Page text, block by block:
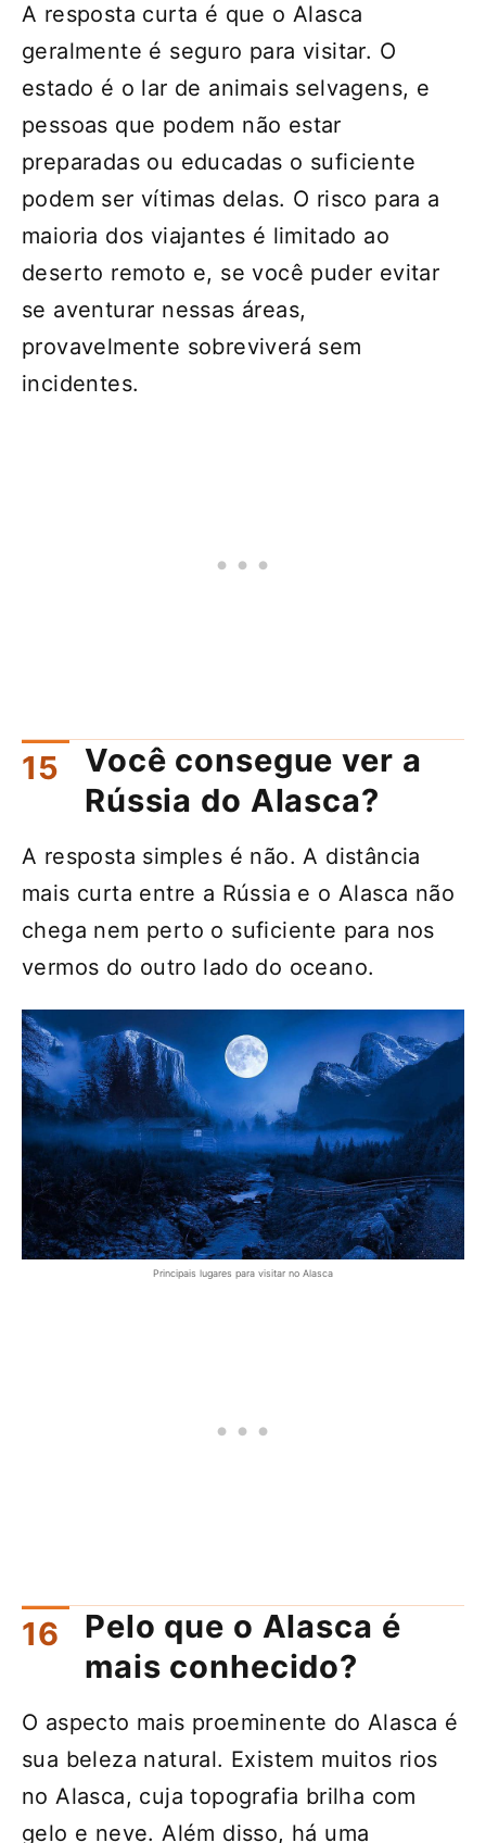
A resposta curta é que o Alasca
geralmente é seguro para visitar. O
estado é o lar de animais selvagens, e
pessoas que podem não estar
preparadas ou educadas o suficiente
podem ser vítimas delas. O risco para a
maioria dos viajantes é limitado ao
deserto remoto e, se você puder evitar
se aventurar nessas áreas,
provavelmente sobreviverá sem
incidentes.
Você consegue ver a
Rússia do Alasca?
A resposta simples é não. A distância
mais curta entre a Rússia e o Alasca não
chega nem perto o suficiente para nos
vermos do outro lado do oceano.
Principais lugares para visitar no Alasca
Pelo que o Alasca é
mais conhecido?
O aspecto mais proeminente do Alasca é
sua beleza natural. Existem muitos rios
no Alasca, cuja topografia brilha com
gelo e neve. Além disso, há uma